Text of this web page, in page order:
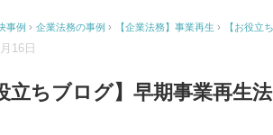
事例 › 企業法務の事例 › 【企業法務】事業再生 › 【お役立
16日
立ちブログ】早期事業再生